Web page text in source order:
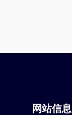
网站信息